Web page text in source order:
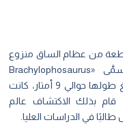
من عظام الساق منزوع
منها المعادن لنوع من الديناصورات يُسمَّى «Brachylophosaurus
Canadensis»، وهو نوع من الديناصورات بلغ طولها حوالي 9 أمتار، كانت
80 مليون سنة، قام بذلك الاكتشاف عالم
طالبًا في الدراسات العليا.